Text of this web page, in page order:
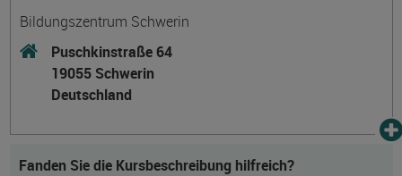
Bildungszentrum Schwerin
Puschkinstraße 64
19055 Schwerin
Deutschland
Fanden Sie die Kursbeschreibung hilfreich?